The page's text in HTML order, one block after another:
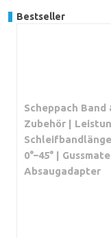
Bestseller
Scheppach
Zubehör |
0°–45° |
Absaugadapter